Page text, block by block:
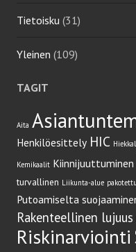
Tietoisku (31)
Yleinen (109)
TAGIT
Aita
Henkilöesittely HIC
Kemikaalit Kiinnijuuttuminen
turvallinen Liikunta-alue
Putoamiselta
Rakenteellinen lujuus
Riskinarviointi